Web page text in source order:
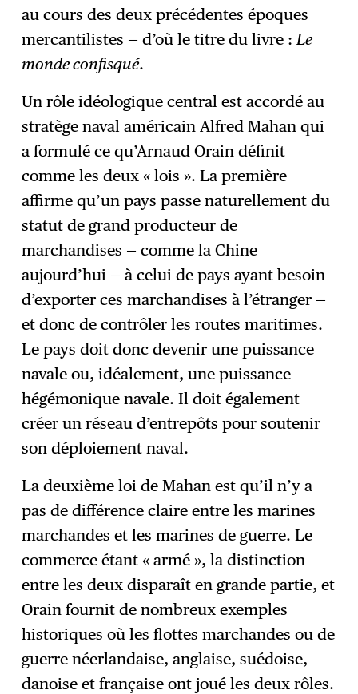
au cours des deux précédentes époques
mercantilistes — d’où le titre du livre :Le
monde confisqué.
Un rôle idéologique central est accordé au
stratège naval américain Alfred Mahan qui
a formulé ce qu’Arnaud Orain définit
comme les deux « lois ». La première
affirme qu’un pays passe naturellement du
statut de grand producteur de
marchandises — comme la Chine
aujourd’hui — à celui de pays ayant besoin
d’exporter ces marchandises à l’étranger —
et donc de contrôler les routes maritimes.
Le pays doit donc devenir une puissance
navale ou, idéalement, une puissance
hégémonique navale. Il doit également
créer un réseau d’entrepôts pour soutenir
son déploiement naval.
La deuxième loi de Mahan est qu’il n’y a
pas de différence claire entre les marines
marchandes et les marines de guerre. Le
commerce étant « armé », la distinction
entre les deux disparaît en grande partie, et
Orain fournit de nombreux exemples
historiques où les flottes marchandes ou de
guerre néerlandaise, anglaise, suédoise,
danoise et française ont joué les deux rôles.